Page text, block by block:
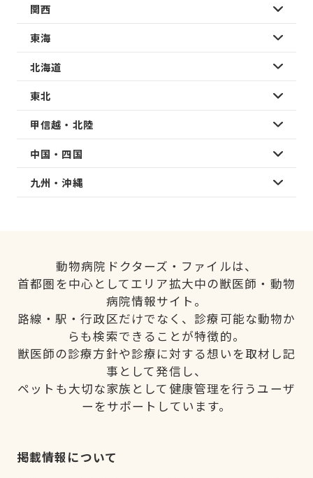
関西
東海
北海道
東北
甲信越・北陸
中国・四国
九州・沖縄
動物病院ドクターズ・ファイルは、
首都圏を中心としてエリア拡大中の獣医師・動物
病院情報サイト。
路線・駅・行政区だけでなく、診療可能な動物か
らも検索できることが特徴的。
獣医師の診療方針や診療に対する想いを取材し記
事として発信し、
ペットも大切な家族として健康管理を行うユーザ
ーをサポートしています。
掲載情報について